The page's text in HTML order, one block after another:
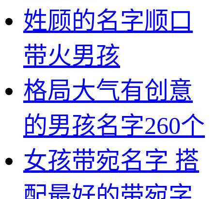
姓顾的名字顺口
带火男孩
格局大气有创意
的男孩名字260个
女孩带宛名字 搭